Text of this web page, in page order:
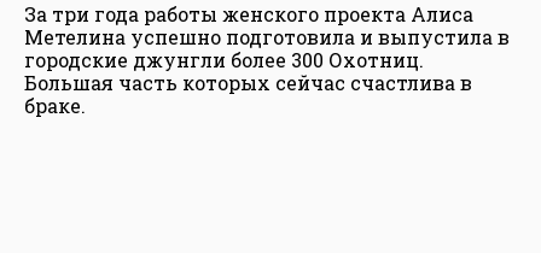
За три года работы женского проекта Алиса
Метелина успешно подготовила и выпустила в
городские джунгли более 300 Охотниц.
Большая часть которых сейчас счастлива в
браке.